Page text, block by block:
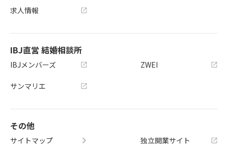
求人情報
IBJ直営 結婚相談所
IBJメンバーズ
サンマリエ
ZWEI
その他
サイトマップ
独立開業サイト